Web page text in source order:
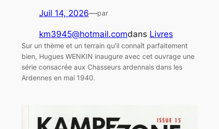
Juil 14, 2026—par
km3945@hotmail.comdans Livres
Sur un thème et un terrain qu’il connaît parfaitement
bien, Hugues WENKIN inaugure avec cet ouvrage une
série consacrée aux Chasseurs ardennais dans les
Ardennes en mai 1940.